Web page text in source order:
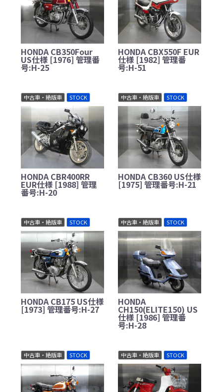
HONDA CB350Four
US仕様 [1976] 管理番
号:H-25
HONDA CBX550F EUR
仕様 [1982] 管理番
号:H-51
中古車・絶版車 STOCK
HONDA CBR400RR
EUR仕様 [1988] 管理
番号:H-20
中古車・絶版車 STOCK
HONDA CB360 US仕様
[1975] 管理番号:H-21
中古車・絶版車 STOCK
HONDA CB175 US仕様
[1973] 管理番号:H-27
中古車・絶版車 STOCK
HONDA
CH150(ELITE150) US
仕様 [1986] 管理番
号:H-28
中古車・絶版車 STOCK 中古車・絶版車 STOCK